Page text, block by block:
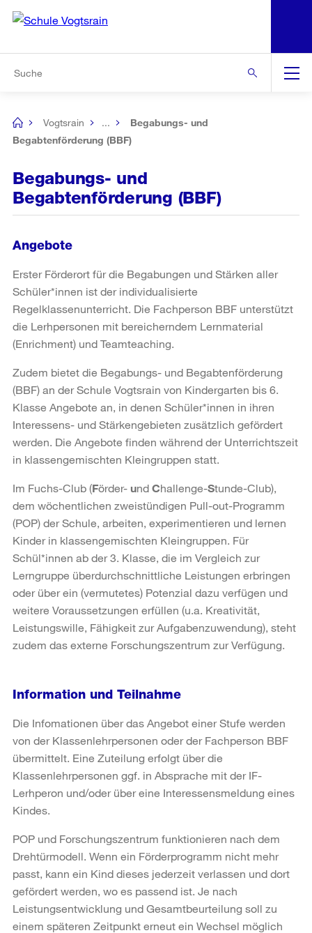
Navigation
[no
title]
Vogtsrain ...
Begabungs- und
Begabtenförderung (BBF)
Begabungs- und
Begabtenförderung (BBF)
Angebote
Erster Förderort für die Begabungen und Stärken aller
Schüler*innen ist der individualisierte
Regelklassenunterricht. Die Fachperson BBF unterstützt
die Lerhpersonen mit bereicherndem Lernmaterial
(Enrichment) und Teamteaching.
Zudem bietet die Begabungs- und Begabtenförderung
(BBF) an der Schule Vogtsrain von Kindergarten bis 6.
Klasse Angebote an, in denen Schüler*innen in ihren
Interessens- und Stärkengebieten zusätzlich gefördert
werden. Die Angebote finden während der Unterrichtszeit
in klassengemischten Kleingruppen statt.
Im Fuchs-Club (Förder- und Challenge-Stunde-Club),
dem wöchentlichen zweistündigen Pull-out-Programm
(POP) der Schule, arbeiten, experimentieren und lernen
Kinder in klassengemischten Kleingruppen. Für
Schül*innen ab der 3. Klasse, die im Vergleich zur
Lerngruppe überdurchschnittliche Leistungen erbringen
oder über ein (vermutetes) Potenzial dazu verfügen und
weitere Voraussetzungen erfüllen (u.a. Kreativität,
Leistungswille, Fähigkeit zur Aufgabenzuwendung), steht
zudem das externe Forschungszentrum zur Verfügung.
Information und Teilnahme
Die Infomationen über das Angebot einer Stufe werden
von der Klassenlehrpersonen oder der Fachperson BBF
übermittelt. Eine Zuteilung erfolgt über die
Klassenlehrpersonen ggf. in Absprache mit der IF-
Lerhperon und/oder über eine Interessensmeldung eines
Kindes.
POP und Forschungszentrum funktionieren nach dem
Drehtürmodell. Wenn ein Förderprogramm nicht mehr
passt, kann ein Kind dieses jederzeit verlassen und dort
gefördert werden, wo es passend ist. Je nach
Leistungsentwicklung und Gesamtbeurteilung soll zu
einem späteren Zeitpunkt erneut ein Wechsel möglich